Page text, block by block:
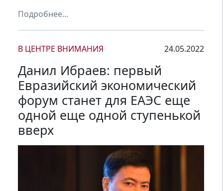
Подробнее...
В ЦЕНТРЕ ВНИМАНИЯ 24.05.2022
Данил Ибраев: первый
Евразийский экономический
форум станет для ЕАЭС еще
одной еще одной ступенькой
вверх